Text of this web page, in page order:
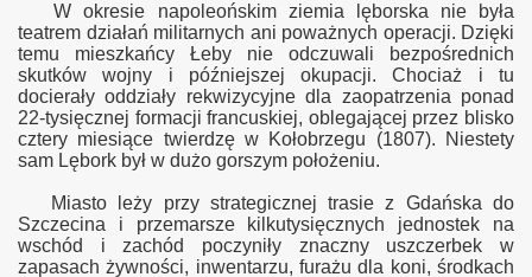
W okresie napoleońskim ziemia lęborska nie była
teatrem działań militarnych ani poważnych operacji. Dzięki
temu mieszkańcy Łeby nie odczuwali bezpośrednich
skutków wojny i późniejszej okupacji. Chociaż i tu
docierały oddziały rekwizycyjne dla zaopatrzenia ponad
22-tysięcznej formacji francuskiej, oblegającej przez blisko
cztery miesiące twierdzę w Kołobrzegu (1807). Niestety
sam Lębork był w dużo gorszym położeniu.
Miasto leży przy strategicznej trasie z Gdańska do
Szczecina i przemarsze kilkutysięcznych jednostek na
wschód i zachód poczyniły znaczny uszczerbek w
zapasach żywności, inwentarzu, furażu dla koni, środkach